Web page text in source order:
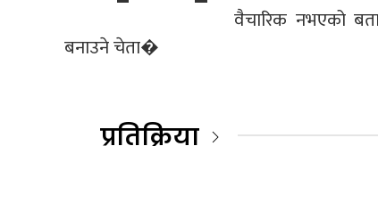
वैचारिक नभएको
बनाउने चेता�
प्रतिक्रिया